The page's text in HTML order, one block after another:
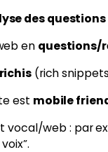
des
en questions/
(rich
est mobile
web : par